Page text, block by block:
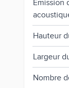
Emission
Hauteur
Largeur
Nombre